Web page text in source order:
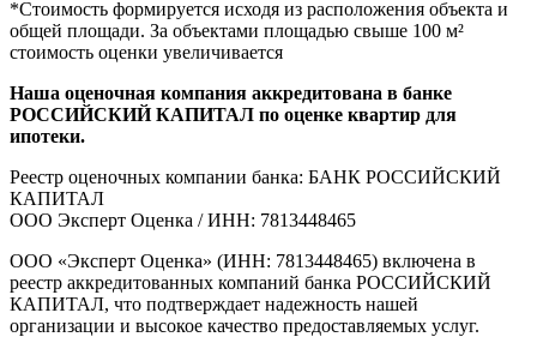
*Стоимость формируется исходя из расположения объекта и
общей площади. За объектами площадью свыше 100 м²
стоимость оценки увеличивается
Наша оценочная компания аккредитована в банке
РОССИЙСКИЙ КАПИТАЛ по оценке квартир для
ипотеки.
Реестр оценочных компании банка: БАНК РОССИЙСКИЙ
КАПИТАЛ
ООО Эксперт Оценка / ИНН: 7813448465
ООО «Эксперт Оценка» (ИНН: 7813448465) включена в
реестр аккредитованных компаний банка РОССИЙСКИЙ
КАПИТАЛ, что подтверждает надежность нашей
организации и высокое качество предоставляемых услуг.